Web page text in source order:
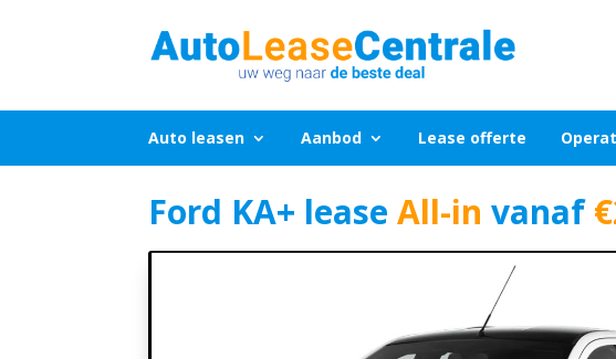
Auto leasen Aanbod Lease offerte
Ford KA+ lease All-invanaf